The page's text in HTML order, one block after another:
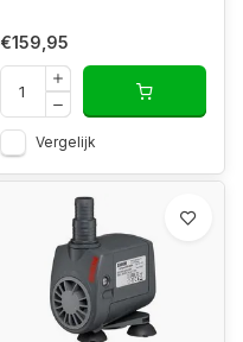
€159,95
Vergelijk